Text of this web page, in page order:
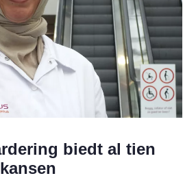
biedt al tien